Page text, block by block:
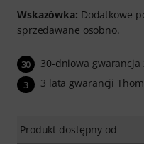
Wskazówka: Dodatkowe
sprzedawane osobno.
30 30-dniowa
3 3 lata gwarancji
Produkt dostępny od